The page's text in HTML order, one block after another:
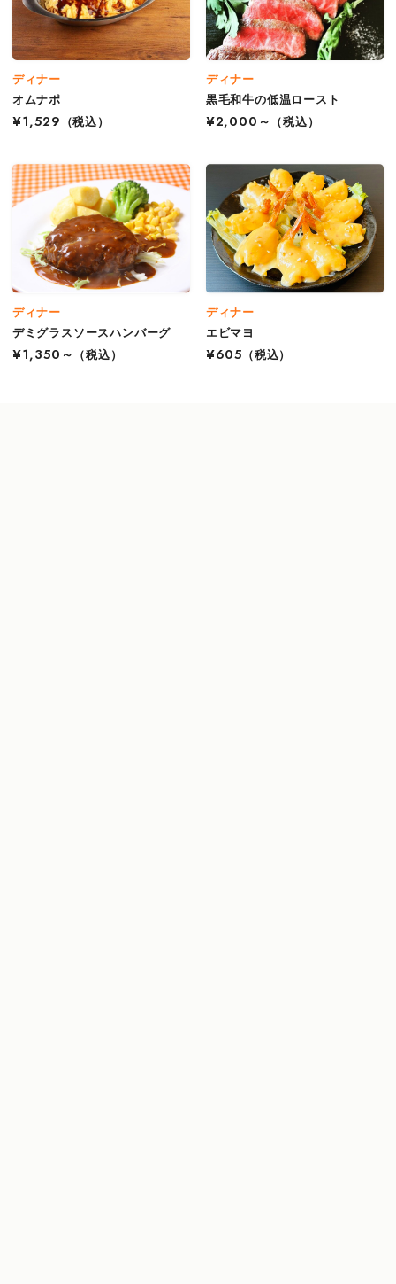
ディナー
オムナポ
¥1,529
（税込）
ディナー
黒毛和牛の低温ロースト
¥2,000～
（税込）
ディナー
デミグラスソースハンバーグ
¥1,350～
（税込）
ディナー
エビマヨ
¥605 （税込）